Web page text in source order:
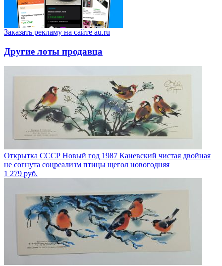
Заказать рекламу на сайте au.ru
Другие лоты продавца
Открытка СССР Новый год 1987 Каневский чистая двойная
не согнута соцреализм птицы щегол новогодняя
1 279 руб.